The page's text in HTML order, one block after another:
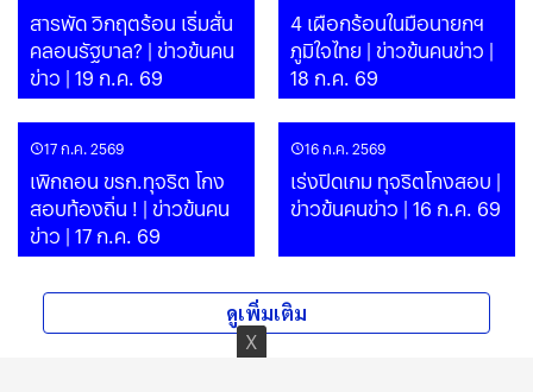
สารพัด วิกฤตร้อน เริ่มสั่น
คลอนรัฐบาล? | ข่าวข้นคน
ข่าว | 19 ก.ค. 69
4 เผือกร้อนในมือนายกฯ
ภูมิใจไทย | ข่าวข้นคนข่าว |
18 ก.ค. 69
17 ก.ค. 2569
เพิกถอน ขรก.ทุจริต โกง
สอบท้องถิ่น ! | ข่าวข้นคน
ข่าว | 17 ก.ค. 69
16 ก.ค. 2569
เร่งปิดเกม ทุจริตโกงสอบ |
ข่าวข้นคนข่าว | 16 ก.ค. 69
ดูเพิ่มเติม